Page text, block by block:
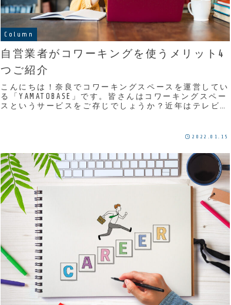
Column
自営業者がコワーキングを使うメリット4
つご紹介
こんにちは！奈良でコワーキングスペースを運営してい
る「YAMATOBASE」です。皆さんはコワーキングスペー
スというサービスをご存じでしょうか？近年はテレビや
2022.01.15